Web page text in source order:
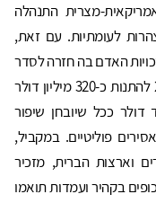
מצרית התנהלה
לעומתיות. עם זאת,
האדם בה חזרה לסדר
היום כשממשל ביידן החליט בספטמבר 2023 להתנות כ-320 מיליון דולר
השנתי של 1.3 מיליארד דולר ככל שיובחן שיפור
פוליטיים. במקביל,
וארצות הברית, מזכיר
בקהיר ועמדות תואמו